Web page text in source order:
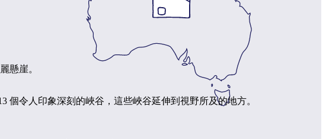
懸崖。
個令人印象深刻的峽谷，這些峽谷延伸到視野所及的地方。